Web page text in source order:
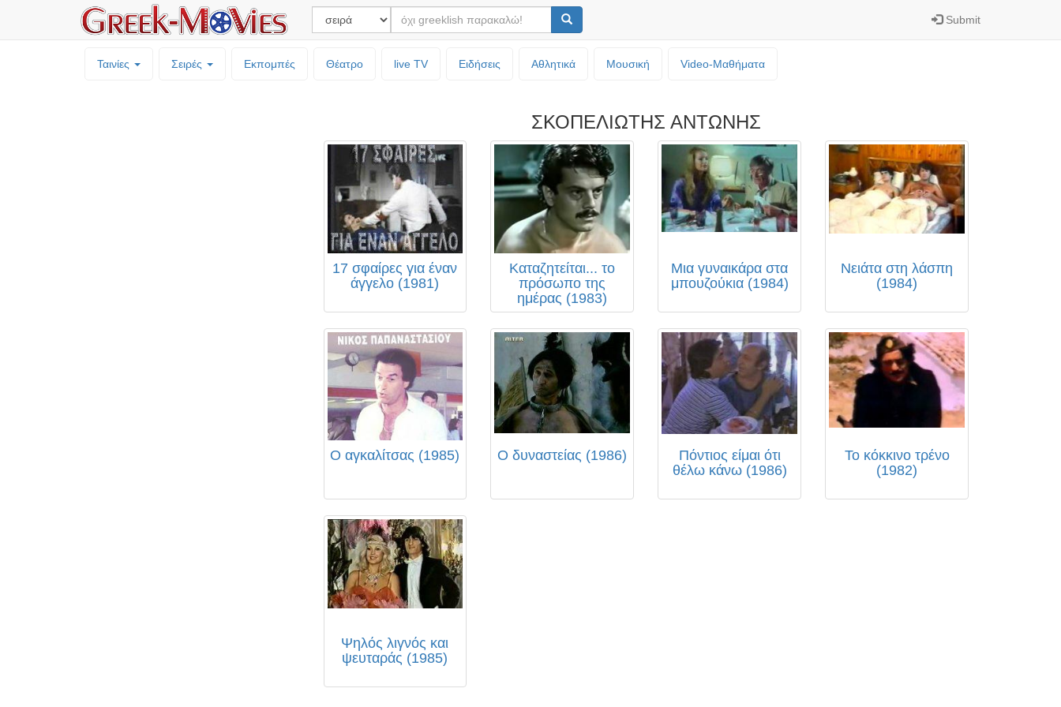
Submit
Ταινίες Σειρές Εκπομπές Θέατρο live TV Ειδήσεις Αθλητικά Μουσική Video-Mαθήματα
ΣΚΟΠΕΛΙΩΤΗΣ ΑΝΤΩΝΗΣ
17 σφαίρες για έναν
άγγελο (1981)
Καταζητείται... το
πρόσωπο της
ημέρας (1983)
Μια γυναικάρα στα
μπουζούκια (1984)
Νειάτα στη λάσπη
(1984)
Ο αγκαλίτσας (1985) Ο δυναστείας (1986)
Πόντιος είμαι ότι
θέλω κάνω (1986)
Το κόκκινο τρένο
(1982)
Ψηλός λιγνός και
ψευταράς (1985)